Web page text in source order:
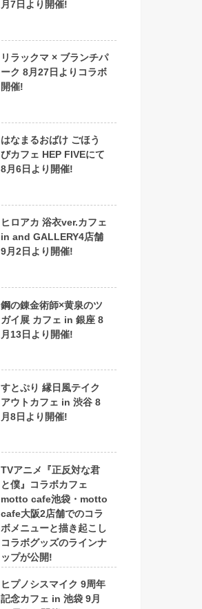
月7日より開催!
リラックマ × ブランチパ
ーク 8月27日よりコラボ
開催!
はなまるおばけ ごほう
びカフェ HEP FIVEにて
8月6日より開催!
ヒロアカ 浴衣ver.カフェ
in and GALLERY4店舗
9月2日より開催!
鋼の錬金術師×黄泉のツ
ガイ展 カフェ in 銀座 8
月13日より開催!
すとぷり 縁日風テイク
アウトカフェ in 渋谷 8
月8日より開催!
TVアニメ『正反対な君
と僕』コラボカフェ
motto cafe池袋・motto
cafe大阪2店舗でのコラ
ボメニューと描き起こし
コラボグッズのラインナ
ップが公開!
ヒプノシスマイク 9周年
記念カフェ in 池袋 9月